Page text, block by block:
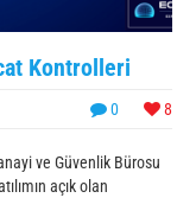
Kontrolleri
0 8
ve Güvenlik Bürosu
açık olan